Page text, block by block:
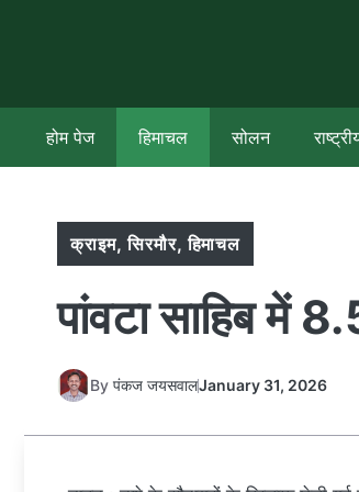
होम पेज हिमाचल सोलन
क्राइम,सिरमौर,हिमाचल
पांवटा साहिब में
By पंकज जयसवालJanuary 31, 2026